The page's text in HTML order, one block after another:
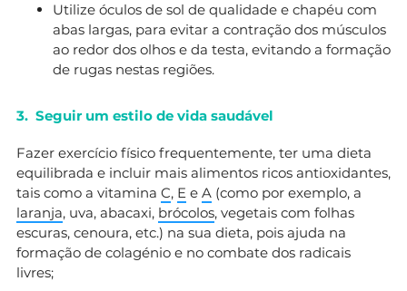
Utilize óculos de sol de qualidade e chapéu com
abas largas, para evitar a contração dos músculos
ao redor dos olhos e da testa, evitando a formação
de rugas nestas regiões.
3. Seguir um estilo de vida saudável
Fazer exercício físico frequentemente, ter uma dieta
equilibrada e incluir mais alimentos ricos antioxidantes,
tais como a vitamina C, E e A (como por exemplo, a
laranja, uva, abacaxi, brócolos, vegetais com folhas
escuras, cenoura, etc.) na sua dieta, pois ajuda na
formação de colagénio e no combate dos radicais
livres;